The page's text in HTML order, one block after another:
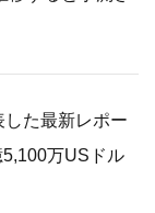
た最新レポー
万USドル